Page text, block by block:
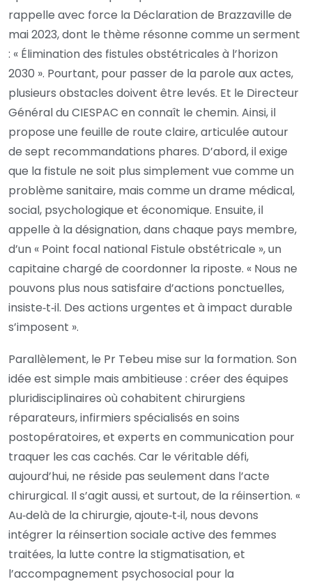
rappelle avec force la Déclaration de Brazzaville de
mai 2023, dont le thème résonne comme un serment
: « Élimination des fistules obstétricales à l’horizon
2030 ». Pourtant, pour passer de la parole aux actes,
plusieurs obstacles doivent être levés. Et le Directeur
Général du CIESPAC en connaît le chemin. Ainsi, il
propose une feuille de route claire, articulée autour
de sept recommandations phares. D’abord, il exige
que la fistule ne soit plus simplement vue comme un
problème sanitaire, mais comme un drame médical,
social, psychologique et économique. Ensuite, il
appelle à la désignation, dans chaque pays membre,
d’un « Point focal national Fistule obstétricale », un
capitaine chargé de coordonner la riposte. « Nous ne
pouvons plus nous satisfaire d’actions ponctuelles,
insiste‑t‑il. Des actions urgentes et à impact durable
s’imposent ».
Parallèlement, le Pr Tebeu mise sur la formation. Son
idée est simple mais ambitieuse : créer des équipes
pluridisciplinaires où cohabitent chirurgiens
réparateurs, infirmiers spécialisés en soins
postopératoires, et experts en communication pour
traquer les cas cachés. Car le véritable défi,
aujourd’hui, ne réside pas seulement dans l’acte
chirurgical. Il s’agit aussi, et surtout, de la réinsertion. «
Au‑delà de la chirurgie, ajoute‑t‑il, nous devons
intégrer la réinsertion sociale active des femmes
traitées, la lutte contre la stigmatisation, et
l’accompagnement psychosocial pour la